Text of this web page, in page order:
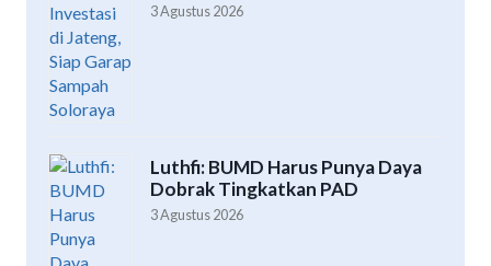
3 Agustus 2026
Luthfi: BUMD Harus Punya Daya
Dobrak Tingkatkan PAD
3 Agustus 2026